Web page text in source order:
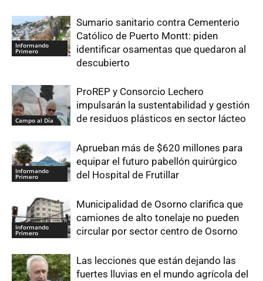
Informando
Primero
Sumario sanitario contra Cementerio
Católico de Puerto Montt: piden
identificar osamentas que quedaron al
descubierto
Campo al Día
ProREP y Consorcio Lechero
impulsarán la sustentabilidad y gestión
de residuos plásticos en sector lácteo
Informando
Primero
Aprueban más de $620 millones para
equipar el futuro pabellón quirúrgico
del Hospital de Frutillar
Informando
Primero
Municipalidad de Osorno clarifica que
camiones de alto tonelaje no pueden
circular por sector centro de Osorno
Las lecciones que están dejando las
fuertes lluvias en el mundo agrícola del